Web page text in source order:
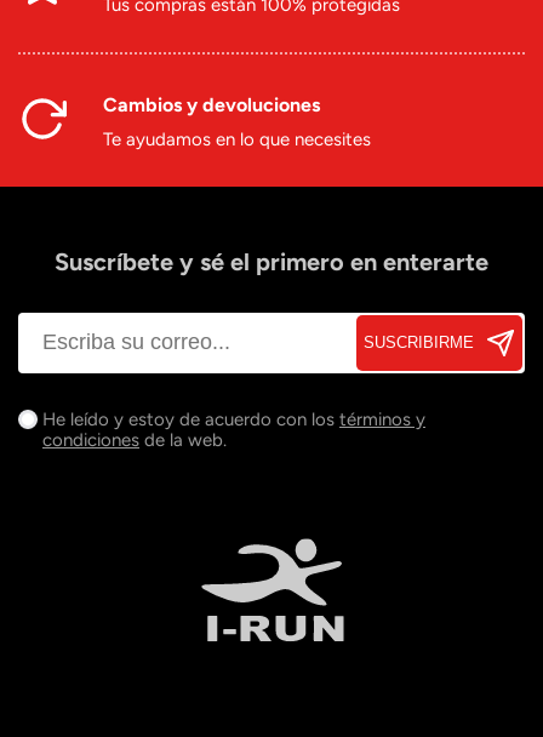
Tus compras están 100% protegidas
Cambios y devoluciones
Te ayudamos en lo que necesites
Suscríbete y sé el primero en enterarte
SUSCRIBIRME
He leído y estoy de acuerdo con los términos y
condiciones de la web.